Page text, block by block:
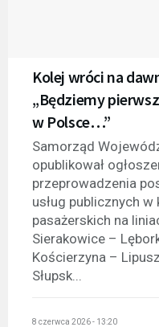
Kolej wróci na
„Będziemy
w Polsce…”
Samorząd
opublikował
przeprowadzenia
usług publicznych
pasażerskich na
Sierakowice –
Kościerzyna –
Słupsk...
8 czerwca 2026 - 13:20